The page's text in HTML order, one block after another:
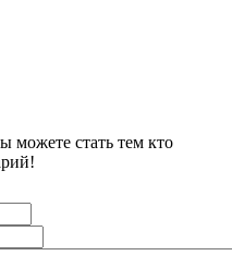
можете стать тем кто